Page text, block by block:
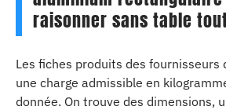
raisonner sans table
Les fiches produits des fournisseurs
une charge admissible en
donnée. On trouve des dimensions,